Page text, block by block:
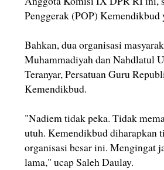
Penggerak (POP)
Bahkan, dua organisasi
Muhammadiyah dan Nahdlatul
Teranyar, Persatuan Guru
Kemendikbud.
"Nadiem tidak peka. Tidak
utuh. Kemendikbud diharapkan
organisasi besar ini. Mengingat
lama," ucap Saleh Daulay.